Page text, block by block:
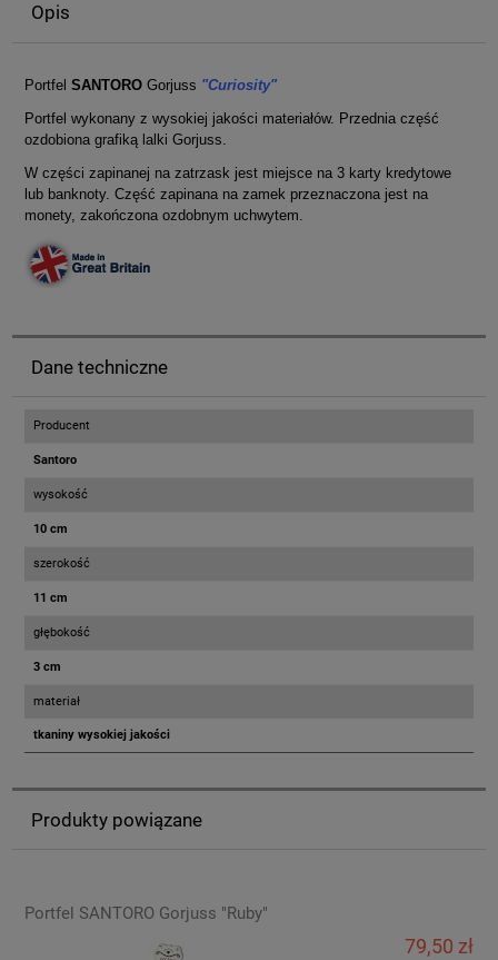
Opis
Portfel SANTORO Gorjuss "Curiosity"
Portfel wykonany z wysokiej jakości materiałów. Przednia część
ozdobiona grafiką lalki Gorjuss.
W części zapinanej na zatrzask jest miejsce na 3 karty kredytowe
lub banknoty. Część zapinana na zamek przeznaczona jest na
monety, zakończona ozdobnym uchwytem.
Dane techniczne
Producent
Santoro
wysokość
10 cm
szerokość
11 cm
głębokość
3 cm
materiał
tkaniny wysokiej jakości
Produkty powiązane
Portfel SANTORO Gorjuss "Ruby"
79,50 zł